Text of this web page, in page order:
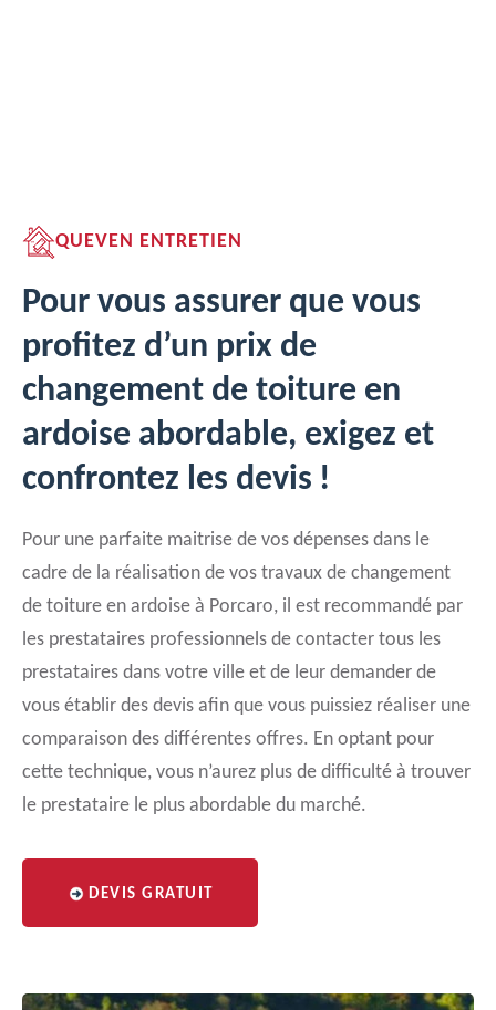
QUEVEN ENTRETIEN
Pour vous assurer que vous
profitez d’un prix de
changement de toiture en
ardoise abordable, exigez et
confrontez les devis !
Pour une parfaite maitrise de vos dépenses dans le
cadre de la réalisation de vos travaux de changement
de toiture en ardoise à Porcaro, il est recommandé par
les prestataires professionnels de contacter tous les
prestataires dans votre ville et de leur demander de
vous établir des devis afin que vous puissiez réaliser une
comparaison des différentes offres. En optant pour
cette technique, vous n’aurez plus de difficulté à trouver
le prestataire le plus abordable du marché.
DEVIS GRATUIT